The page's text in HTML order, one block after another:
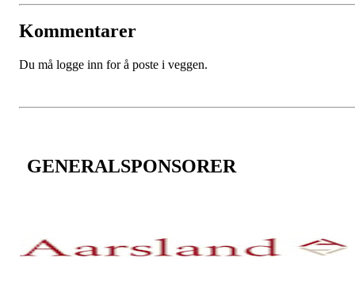
Kommentarer
Du må logge inn for å poste i veggen.
GENERALSPONSORER